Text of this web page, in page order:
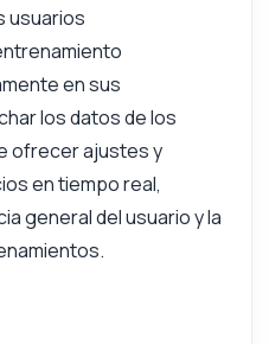
usuarios
en sus
los datos de los
ofrecer ajustes y
en tiempo real,
general del usuario y la